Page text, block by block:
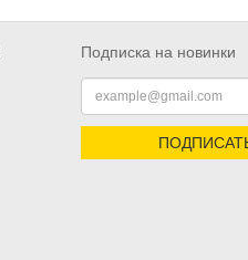
Подписка на новинки